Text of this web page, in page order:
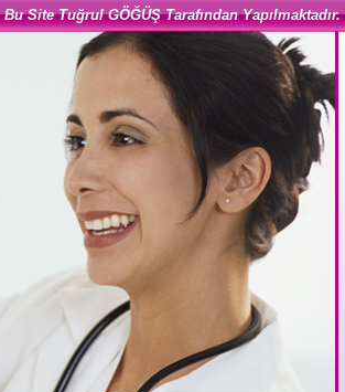
Bu Site Tuğrul GÖĞÜŞ Tarafından Yapılmaktadır.